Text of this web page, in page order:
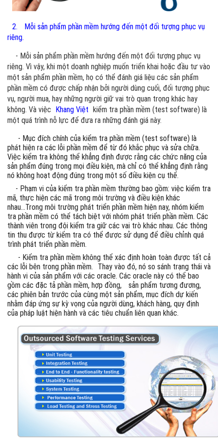
2.
Mỗi sản phẩm phần mềm hướng đến một đối tượng phục vụ
riêng.
- Mỗi sản phẩm phần mềm hướng đến một đối tượng phục vụ
riêng. Vì vậy, khi một doanh nghiệp muốn triển khai hoặc đầu tư vào
một sản phẩm phần mềm, họ có thể đánh giá liệu các sản phẩm
phần mềm có được chấp nhận bởi người dùng cuối, đối tượng phục
vụ, người mua, hay những người giữ vai trò quan trọng khác hay
không. Và việc Khang Việt kiểm tra phần mềm (test software) là
một quá trình nỗ lực để đưa ra những đánh giá này.
- Mục đích chính của kiểm tra phần mềm (test software) là
phát hiện ra các lỗi phần mềm để từ đó khắc phục và sửa chữa.
Việc kiểm tra không thể khẳng định được rằng các chức năng của
sản phẩm đúng trong mọi điều kiện, mà chỉ có thể khẳng định rằng
nó không hoạt động đúng trong một số điều kiện cụ thể.
- Phạm vi của kiểm tra phần mềm thường bao gồm: việc kiểm tra
mã, thực hiện các mã trong môi trường và điều kiện khác
nhau...Trong môi trường phát triển phần mềm hiện nay, nhóm kiểm
tra phần mềm có thể tách biệt với nhóm phát triển phần mềm. Các
thành viên trong đội kiểm tra giữ các vai trò khác nhau. Các thông
tin thu được từ kiểm tra có thể được sử dụng để điều chỉnh quá
trình phát triển phần mềm.
- Kiểm tra phần mềm không thể xác định hoàn toàn được tất cả
các lỗi bên trong phần mềm.
Thay vào đó, nó so sánh trạng thái và
hành vi của sản phẩm với các oracle. Các oracle này có thể bao
gồm các đặc tả phần mềm, hợp đồng,
sản phẩm tương đương,
các phiên bản trước của cùng một sản phẩm, mục đích dự kiến
nhằm đáp ứng sự kỳ vọng của người dùng, khách hàng, quy định
của pháp luật hiện hành và các tiêu chuẩn liên quan khác.